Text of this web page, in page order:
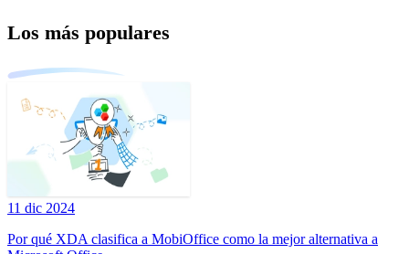
Los más populares
11 dic 2024
Por qué XDA clasifica a MobiOffice como la mejor alternativa a